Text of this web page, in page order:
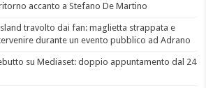
accanto a Stefano De Martino
travolto dai fan: maglietta strappata e
durante un evento pubblico ad Adrano
su Mediaset: doppio appuntamento dal 24